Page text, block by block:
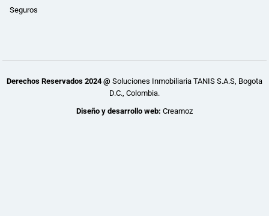
Seguros
Derechos Reservados 2024 @ Soluciones Inmobiliaria TANIS S.A.S, Bogota
D.C., Colombia.
Diseño y desarrollo web: Creamoz